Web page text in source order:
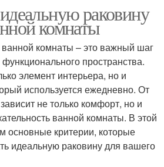
раковину
комнаты
комнаты – это важный шаг
пространства.
элемент интерьера, но и
используется ежедневно. От
не только комфорт, но и
ванной комнаты. В этой
основные критерии, которые
идеальную раковину для вашего